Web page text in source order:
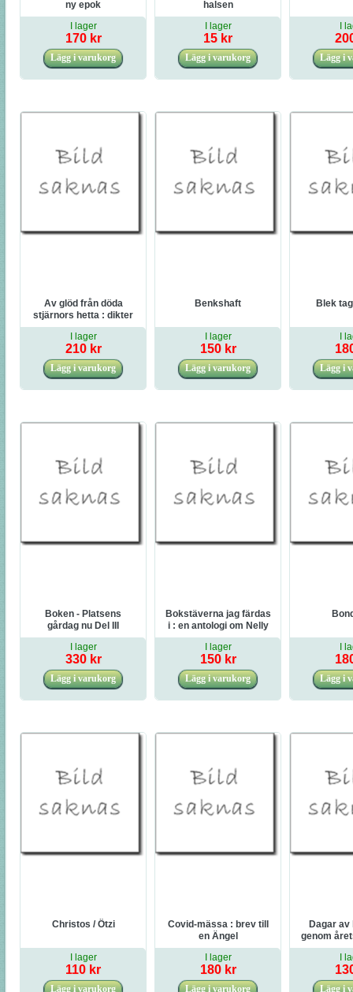
ny epok
I lager
170 kr
halsen
I lager
15 kr
I
Av glöd från döda
stjärnors hetta : dikter
och tankar
I lager
210 kr
Benkshaft
I lager
150 kr
Blek
I
Boken - Platsens
gårdag nu Del III
I lager
330 kr
Bokstäverna jag färdas
i : en antologi om Nelly
Sachs
I lager
150 kr
I
Christos / Ötzi
I lager
110 kr
Covid-mässa : brev till
en Ängel
I lager
180 kr
Dagar
genom
I